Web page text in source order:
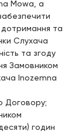
Mowa, а
та
Слухача
та згоду
Замовником
Inozemna
Договору;
годин